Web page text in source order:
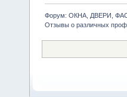
Форум: ОКНА, ДВЕРИ,
Отзывы о различных